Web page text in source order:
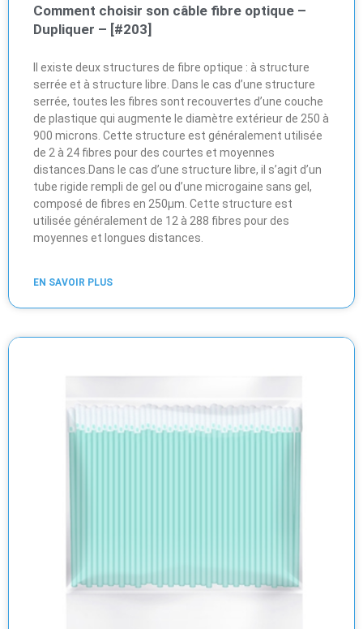
Comment choisir son câble fibre optique –
Dupliquer – [#203]
Il existe deux structures de fibre optique : à structure
serrée et à structure libre. Dans le cas d’une structure
serrée, toutes les fibres sont recouvertes d’une couche
de plastique qui augmente le diamètre extérieur de 250 à
900 microns. Cette structure est généralement utilisée
de 2 à 24 fibres pour des courtes et moyennes
distances.Dans le cas d’une structure libre, il s’agit d’un
tube rigide rempli de gel ou d’une microgaine sans gel,
composé de fibres en 250μm. Cette structure est
utilisée généralement de 12 à 288 fibres pour des
moyennes et longues distances.
EN SAVOIR PLUS